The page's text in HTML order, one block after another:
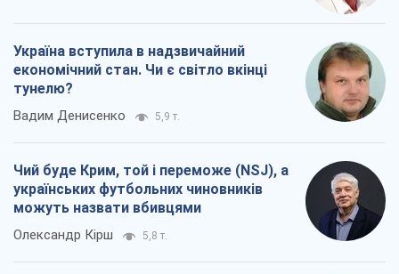
Україна вступила в надзвичайний
економічний стан. Чи є світло вкінці
тунелю?
Вадим Денисенко 5,9 т.
Чий буде Крим, той і переможе (NSJ), а
українських футбольних чиновників
можуть назвати вбивцями
Олександр Кірш 5,8 т.